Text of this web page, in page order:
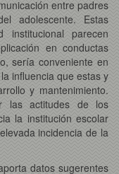
entre padres
adolescente. Estas
institucional parecen
en conductas
sería conveniente en
influencia que estas y
y mantenimiento.
las actitudes de los
la institución escolar
incidencia de la
datos sugerentes